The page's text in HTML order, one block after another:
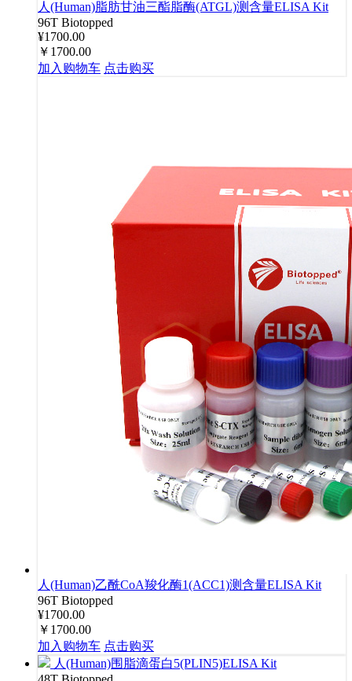
人(Human)脂肪甘油三酯脂酶(ATGL)测含量ELISA Kit
96T Biotopped
¥1700.00
￥1700.00
加入购物车 点击购买
人(Human)乙酰CoA羧化酶1(ACC1)测含量ELISA Kit
96T Biotopped
¥1700.00
￥1700.00
加入购物车 点击购买
人(Human)围脂滴蛋白5(PLIN5)ELISA Kit